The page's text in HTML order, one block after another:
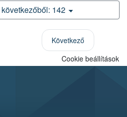
142
Következő
Cookie beállítások